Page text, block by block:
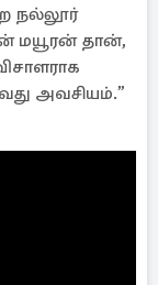
நல்லூர்
மயூரன் தான்,
அவசியம்.”